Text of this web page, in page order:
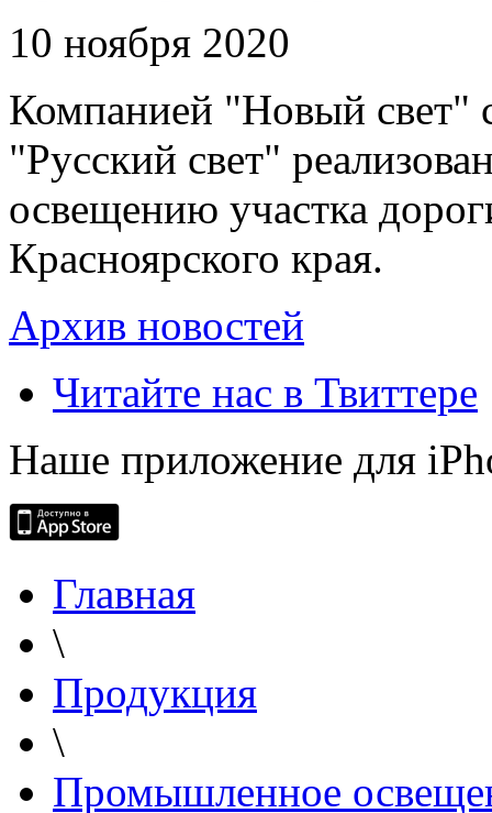
10 ноября 2020
Компанией "Новый свет"
"Русский свет"
освещению участка
Красноярского края.
Архив новостей
Читайте нас в Твиттере
Наше приложение для
Главная
\
Продукция
\
Промышленное